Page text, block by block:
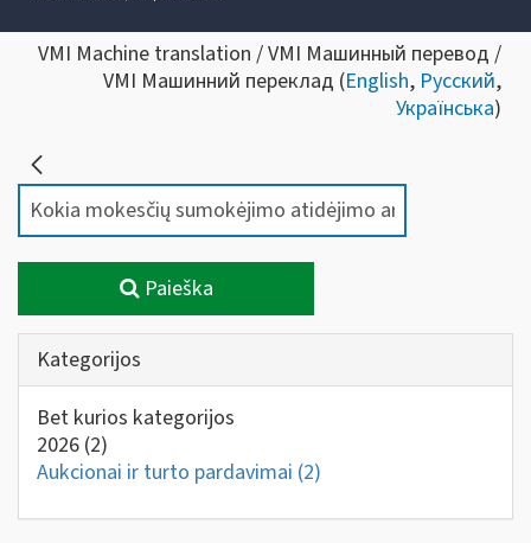
VMI Machine translation / VMI Машинный перевод /
VMI Машинний переклад (English, Русский,
Українська)
Paieška
Kategorijos
Bet kurios kategorijos
2026 (2)
Aukcionai ir turto pardavimai (2)